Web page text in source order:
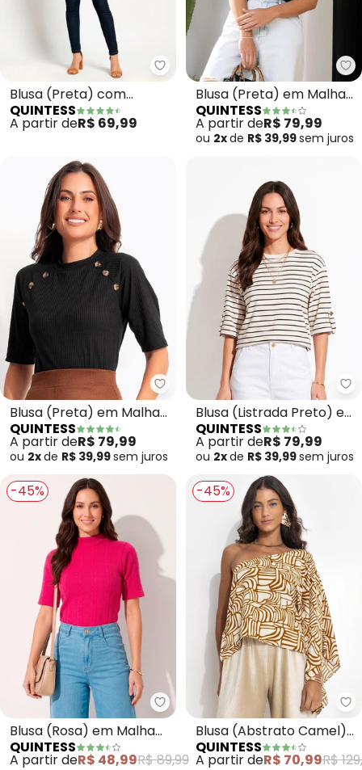
Quintess - Blusa (Preta) com
Blusa (Preta) com
Decote V e Bolso Frontal
QUINTESS
A partir deR$ 69,99
Blusa (Preta) em Malha
de Viscolycra
QUINTESS
A partir deR$ 79,99
ou 2xde R$ 39,99sem juros
Quintess - Blusa (Preta) em
Blusa (Preta) em Malha
Canelada
QUINTESS
A partir deR$ 79,99
ou 2xde R$ 39,99sem juros
Blusa (Listrada Preto) em
Moletinho
QUINTESS
A partir deR$ 79,99
ou 2xde R$ 39,99sem juros
-45%
Quintess - Blusa (Rosa) em
Blusa (Rosa) em Malha
Jacquard
QUINTESS
A partir deR$ 48,99R$ 89,99
-45%
Blusa (Abstrato Camel)
em Viscose Plana
QUINTESS
A partir deR$ 70,99R$